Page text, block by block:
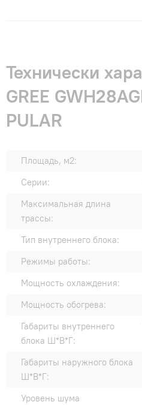
Технически
GREE
PULAR
Площадь, м2:
Серии:
Максимальная длина
трассы:
Тип внутреннего блока:
Режимы работы:
Мощность охлаждения:
Мощность обогрева:
Габариты внутреннего
блока Ш*В*Г:
Габариты наружного блока
Ш*В*Г:
Уровень шума